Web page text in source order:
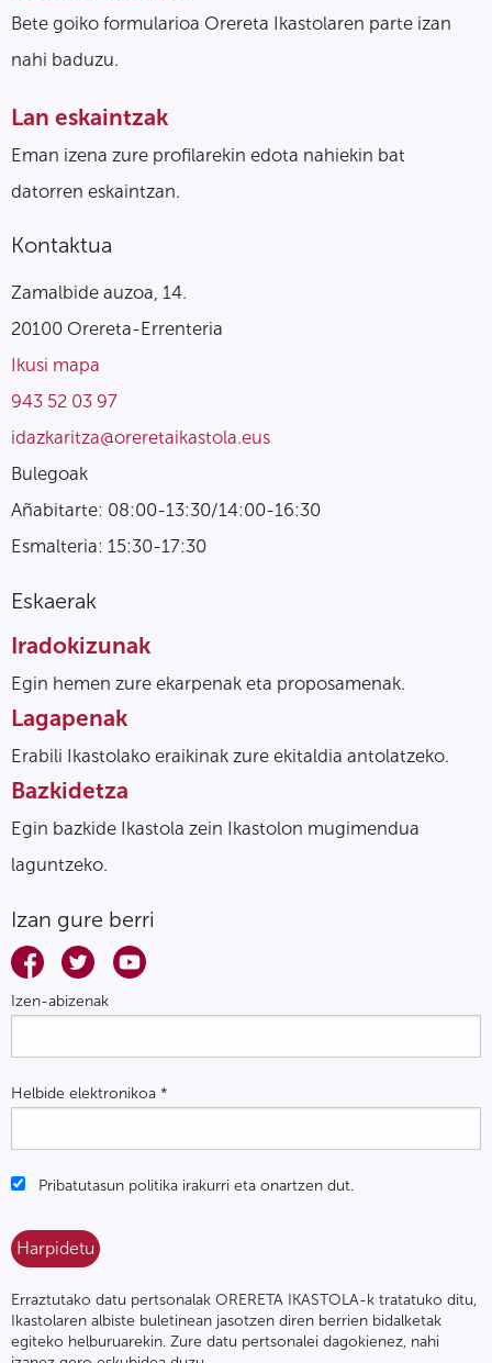
Bete goiko formularioa Orereta Ikastolaren parte izan
nahi baduzu.
Lan eskaintzak
Eman izena zure profilarekin edota nahiekin bat
datorren eskaintzan.
Kontaktua
Zamalbide auzoa, 14.
20100 Orereta-Errenteria
Ikusi mapa
943 52 03 97
idazkaritza@oreretaikastola.eus
Bulegoak
Añabitarte: 08:00-13:30/14:00-16:30
Esmalteria: 15:30-17:30
Eskaerak
Iradokizunak
Egin hemen zure ekarpenak eta proposamenak.
Lagapenak
Erabili Ikastolako eraikinak zure ekitaldia antolatzeko.
Bazkidetza
Egin bazkide Ikastola zein Ikastolon mugimendua
laguntzeko.
Izan gure berri
Izen-abizenak
Helbide elektronikoa *
Pribatutasun politika irakurri eta onartzen dut.
Erraztutako datu pertsonalak ORERETA IKASTOLA-k tratatuko ditu,
Ikastolaren albiste buletinean jasotzen diren berrien bidalketak
egiteko helburuarekin. Zure datu pertsonalei dagokienez, nahi